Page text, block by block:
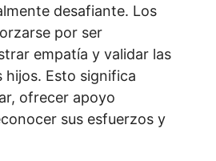
desafiante. Los
por ser
empatía y validar las
hijos. Esto significa
ofrecer apoyo
sus esfuerzos y